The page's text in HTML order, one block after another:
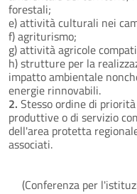
forestali;
e) attività culturali nei
f) agriturismo;
g) attività agricole
h) strutture per la
impatto ambientale
energie rinnovabili.
2. Stesso ordine di
produttive o di servizio
dell'area protetta
associati.
(Conferenza per